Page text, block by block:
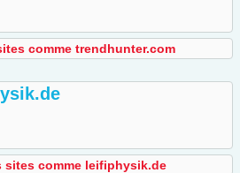
comme trendhunter.com
sites comme leifiphysik.de